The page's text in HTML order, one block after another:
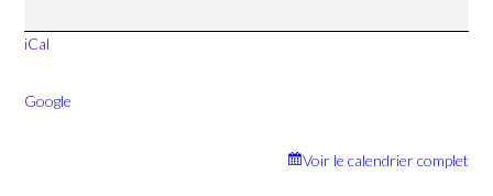
iCal
Google
Voir le calendrier complet